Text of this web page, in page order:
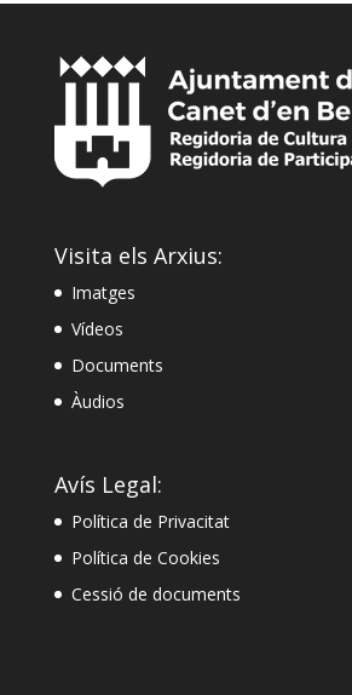
Visita els Arxius:
Imatges
Vídeos
Documents
Àudios
Avís Legal:
Política de Privacitat
Política de Cookies
Cessió de documents